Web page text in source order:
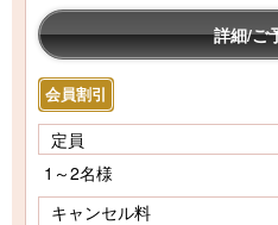
詳細/ご
会員割引
定員
1～2名様
キャンセル料